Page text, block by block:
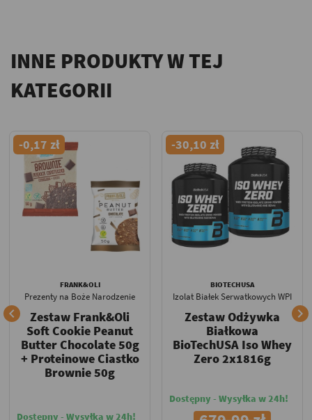
INNE PRODUKTY W TEJ
KATEGORII

-0,17 zł
FRANK&OLI
Prezenty na Boże Narodzenie
Zestaw Frank&Oli
Soft Cookie Peanut
Butter Chocolate 50g
+ Proteinowe Ciastko
Brownie 50g
Dostępny - Wysyłka w 24h!
-30,10 zł
BIOTECHUSA
Izolat Białek Serwatkowych WPI
Zestaw Odżywka
Białkowa
BioTechUSA Iso Whey
Zero 2x1816g
Dostępny - Wysyłka w 24h!
